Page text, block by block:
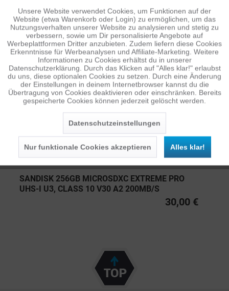
ÄHNLICHE ARTIKEL
Diese Artikel sind dem Produkt ähnlich ...mehr
Persönliche Empfehlungen
SANDISK 256GB MICROSDXC EXTREME PRO
UHS-I U3, CLASS 10 V30 A2 200MB/S
30,00 €
Funktionale Aktiv
Tracking Inaktiv
Personalisierung Inaktiv
Service Inaktiv
Unsere Website verwendet Cookies, um Funktionen auf der
Website (etwa Warenkorb oder Login) zu ermöglichen, um das
Nutzungsverhalten unserer Website zu analysieren und stetig zu
verbessern, sowie um Dir personalisierte Angebote auf
Werbeplattformen Dritter anzubieten. Zudem liefern diese Cookies
Erkenntnisse für Werbeanalysen und Affiliate-Marketing. Weitere
Informationen zu Cookies erhältst du in unserer
Datenschutzerklärung. Durch das Klicken auf "Alles klar!" erlaubst
du uns, diese optionalen Cookies zu setzen. Durch eine Änderung
der Einstellungen in deinem Internetbrowser kannst du die
Übertragung von Cookies deaktivieren oder einschränken. Bereits
gespeicherte Cookies können jederzeit gelöscht werden.
Datenschutzeinstellungen
Nur funktionale Cookies akzeptieren Alles klar!